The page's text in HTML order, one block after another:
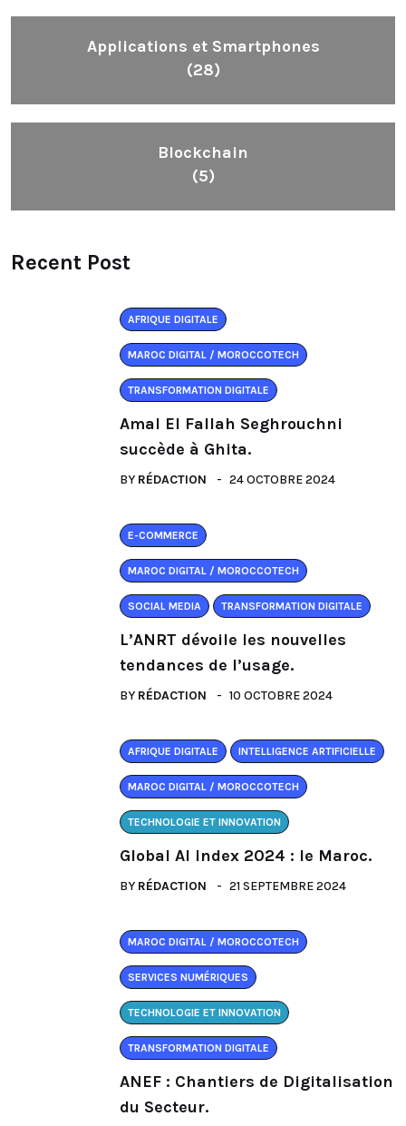
Applications et Smartphones
(28)
Blockchain
(5)
Recent Post
AFRIQUE DIGITALE
MAROC DIGITAL / MOROCCOTECH
TRANSFORMATION DIGITALE
Amal El Fallah Seghrouchni
succède à Ghita.
BY RÉDACTION 24 OCTOBRE 2024
E-COMMERCE
MAROC DIGITAL / MOROCCOTECH
SOCIAL MEDIA TRANSFORMATION DIGITALE
L’ANRT dévoile les nouvelles
tendances de l’usage.
BY RÉDACTION 10 OCTOBRE 2024
AFRIQUE DIGITALE INTELLIGENCE ARTIFICIELLE
MAROC DIGITAL / MOROCCOTECH
TECHNOLOGIE ET INNOVATION
Global AI Index 2024 : le Maroc.
BY RÉDACTION 21 SEPTEMBRE 2024
MAROC DIGITAL / MOROCCOTECH
SERVICES NUMÉRIQUES
TECHNOLOGIE ET INNOVATION
TRANSFORMATION DIGITALE
ANEF : Chantiers de Digitalisation
du Secteur.